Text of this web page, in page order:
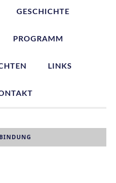
GESCHICHTE
PROGRAMM
LINKS